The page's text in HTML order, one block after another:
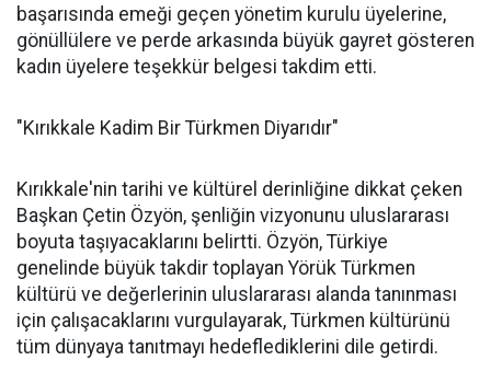
başarısında emeği geçen yönetim kurulu üyelerine,
gönüllülere ve perde arkasında büyük gayret gösteren
kadın üyelere teşekkür belgesi takdim etti.
"Kırıkkale Kadim Bir Türkmen Diyarıdır"
Kırıkkale'nin tarihi ve kültürel derinliğine dikkat çeken
Başkan Çetin Özyön, şenliğin vizyonunu uluslararası
boyuta taşıyacaklarını belirtti. Özyön, Türkiye
genelinde büyük takdir toplayan Yörük Türkmen
kültürü ve değerlerinin uluslararası alanda tanınması
için çalışacaklarını vurgulayarak, Türkmen kültürünü
tüm dünyaya tanıtmayı hedeflediklerini dile getirdi.